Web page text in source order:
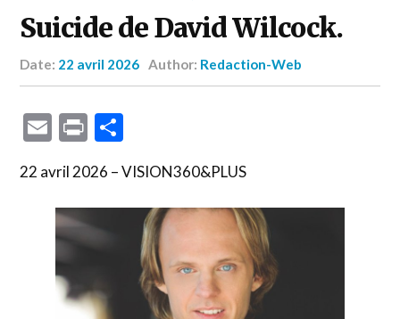
Suicide de David Wilcock.
Date: 22 avril 2026 Author: Redaction-Web
Email
Print
22 avril 2026 – VISION360&PLUS